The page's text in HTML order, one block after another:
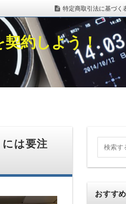
特定商取引法に基づく
約しよう！
は要注
おすす